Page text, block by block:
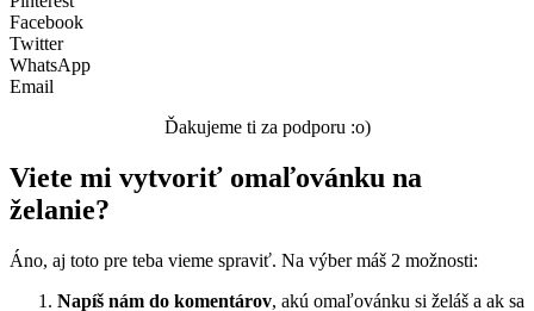
Facebook
Twitter
WhatsApp
Email
Ďakujeme ti za podporu :o)
Viete mi vytvoriť omaľovánku na
želanie?
Áno, aj toto pre teba vieme spraviť. Na výber máš 2 možnosti:
Napíš nám do komentárov, akú omaľovánku si želáš a ak sa